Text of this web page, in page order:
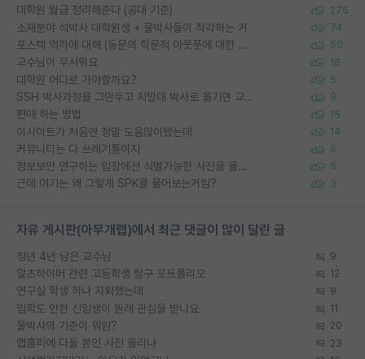
대학원 월급 정리해준다 (공대 기준) 275
소재분야 석박사 대학원생 + 물박사들이 착각하는 거 74
포스텍 억까에 대해 (동문의 학문적 아웃풋에 대한 반박) 50
교수님이 무서워요 16
대학원 어디로 가야할까요? 5
SSH 박사과정을 그만두고 지방대 박사로 옮기면 교수의 꿈은 끝일까요? 9
편애 하는 방법 15
이사이트가 처음엔 정말 도움많이됐는데 14
커뮤니티는 다 쓰레기통이지 6
정보보안 연구하는 입장에선 식별가능한 사진을 올리는건 비추이긴함 5
근데 여기는 왜 그렇게 SPK를 물어보는거임? 3
자유 게시판(아무개랩)에서 최근 댓글이 많이 달린 글
정년 4년 남은 교수님 9
알츠하이머 관련 고등학생 탐구 포트폴리오 12
연구실 학생 하나 자퇴했는데 9
입학도 안한 신입생이 원래 관심을 받나요 11
물박사의 기준이 뭐임? 20
랩홈피에 다들 본인 사진 올리냐 23